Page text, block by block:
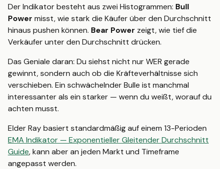
Der Indikator besteht aus zwei Histogrammen: Bull
Power misst, wie stark die Käufer über den Durchschnitt
hinaus pushen können. Bear Power zeigt, wie tief die
Verkäufer unter den Durchschnitt drücken.
Das Geniale daran: Du siehst nicht nur WER gerade
gewinnt, sondern auch ob die Kräfteverhältnisse sich
verschieben. Ein schwächelnder Bulle ist manchmal
interessanter als ein starker — wenn du weißt, worauf du
achten musst.
Elder Ray basiert standardmäßig auf einem 13-Perioden
EMA Indikator — Exponentieller Gleitender Durchschnitt
Guide, kann aber an jeden Markt und Timeframe
angepasst werden.